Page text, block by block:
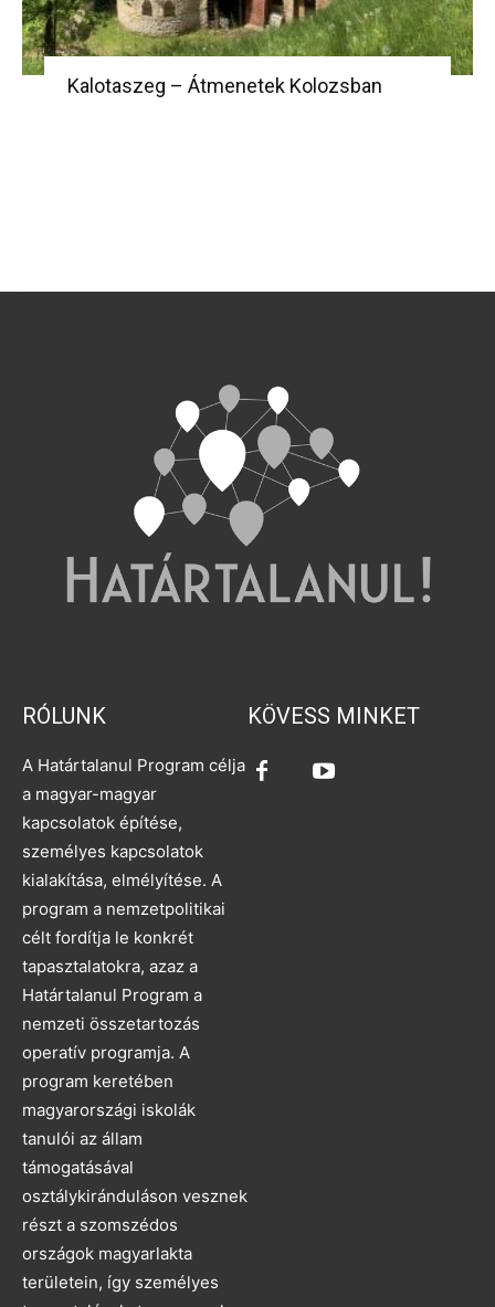
Kalotaszeg – Átmenetek Kolozsban
RÓLUNK
A Határtalanul Program célja
a magyar-magyar
kapcsolatok építése,
személyes kapcsolatok
kialakítása, elmélyítése. A
program a nemzetpolitikai
célt fordítja le konkrét
tapasztalatokra, azaz a
Határtalanul Program a
nemzeti összetartozás
operatív programja. A
program keretében
magyarországi iskolák
tanulói az állam
támogatásával
osztálykiránduláson vesznek
részt a szomszédos
országok magyarlakta
területein, így személyes
KÖVESS MINKET